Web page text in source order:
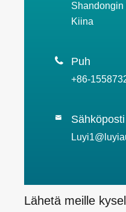
Shandongin
Kiina
 Puh
+86-
 Sähköposti
Lähetä meille